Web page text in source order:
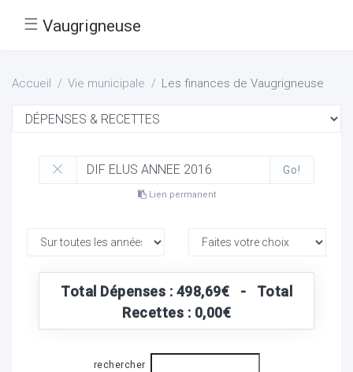
☰ Vaugrigneuse
Accueil Vie municipale Les finances de Vaugrigneuse
Go!
Lien permanent
Total Dépenses : 498,69€ - Total
Recettes : 0,00€
rechercher